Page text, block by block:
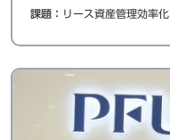
課題： リース資産管理効率化